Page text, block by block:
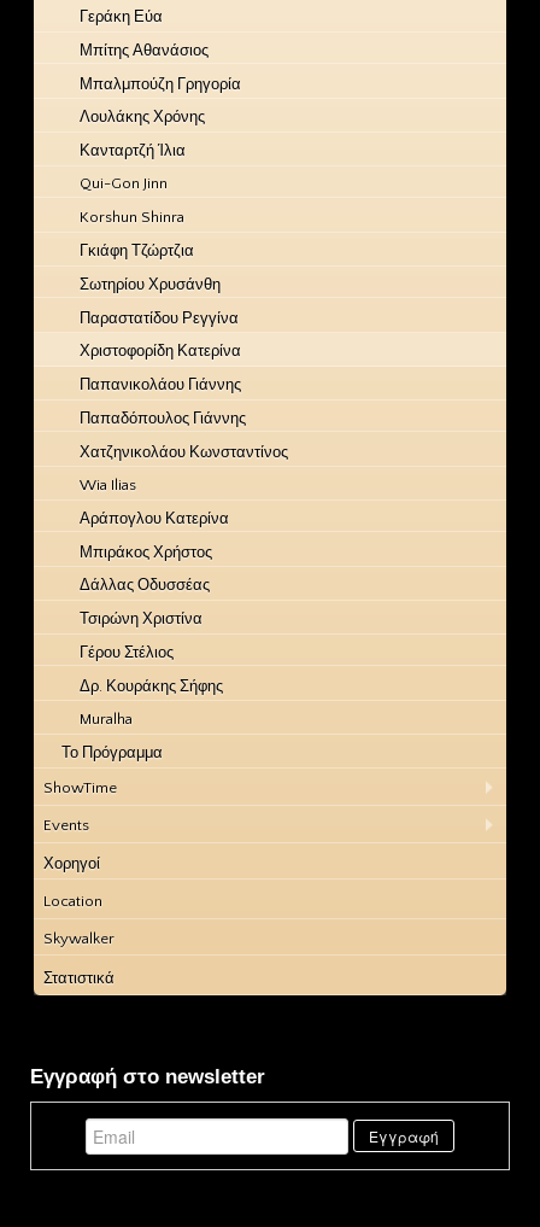
Γεράκη Εύα
Μπίτης Αθανάσιος
Μπαλμπούζη Γρηγορία
Λουλάκης Χρόνης
Κανταρτζή Ίλια
Qui-Gon Jinn
Korshun Shinra
Γκιάφη Τζώρτζια
Σωτηρίου Χρυσάνθη
Παραστατίδου Ρεγγίνα
Χριστοφορίδη Κατερίνα
Παπανικολάου Γιάννης
Παπαδόπουλος Γιάννης
Χατζηνικολάου Κωνσταντίνος
Wia Ilias
Αράπογλου Κατερίνα
Μπιράκος Χρήστος
Δάλλας Οδυσσέας
Τσιρώνη Χριστίνα
Γέρου Στέλιος
Δρ. Κουράκης Σήφης
Muralha
Το Πρόγραμμα
ShowTime
Events
Χορηγοί
Location
Skywalker
Στατιστικά
Εγγραφή στο newsletter